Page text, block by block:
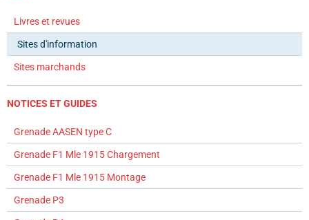
Livres et revues
Sites d'information
Sites marchands
NOTICES ET GUIDES
Grenade AASEN type C
Grenade F1 Mle 1915 Chargement
Grenade F1 Mle 1915 Montage
Grenade P3